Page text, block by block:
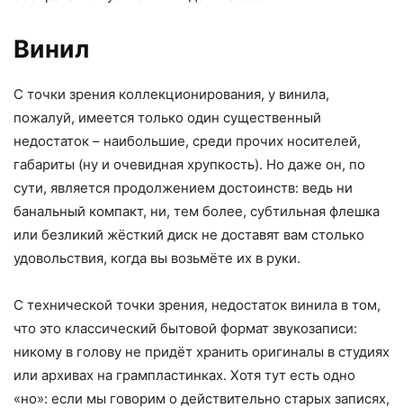
Винил
С точки зрения коллекционирования, у винила,
пожалуй, имеется только один существенный
недостаток – наибольшие, среди прочих носителей,
габариты (ну и очевидная хрупкость). Но даже он, по
сути, является продолжением достоинств: ведь ни
банальный компакт, ни, тем более, субтильная флешка
или безликий жёсткий диск не доставят вам столько
удовольствия, когда вы возьмёте их в руки.
С технической точки зрения, недостаток винила в том,
что это классический бытовой формат звукозаписи:
никому в голову не придёт хранить оригиналы в студиях
или архивах на грампластинках. Хотя тут есть одно
«но»: если мы говорим о действительно старых записях,